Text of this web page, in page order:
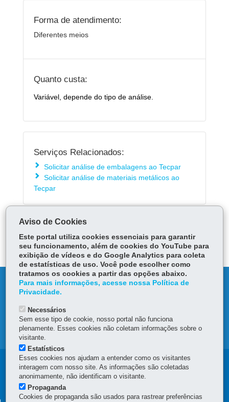
Forma de atendimento:
Diferentes meios
Quanto custa:
Variável, depende do tipo de análise.
Serviços Relacionados:
Solicitar análise de embalagens ao Tecpar
Solicitar análise de materiais metálicos ao
Tecpar
ÓRGÃO RESPONSÁVEL
DEIXE SUA OPINIÃO
MAPA DO SITE
DENUNCIE CORRUPÇÃO
Navegação
principal
Aviso de Cookies
Este portal utiliza cookies essenciais para garantir
seu funcionamento, além de cookies do YouTube para
exibição de vídeos e do Google Analytics para coleta
de estatísticas de uso. Você pode escolher como
tratamos os cookies a partir das opções abaixo.
Para mais informações, acesse nossa Política de
Privacidade.
Necessários
Sem esse tipo de cookie, nosso portal não funciona
plenamente. Esses cookies não coletam informações sobre o
visitante.
Estatísticos
Esses cookies nos ajudam a entender como os visitantes
interagem com nosso site. As informações são coletadas
anonimamente, não identificam o visitante.
Propaganda
Cookies de propaganda são usados para rastrear preferências